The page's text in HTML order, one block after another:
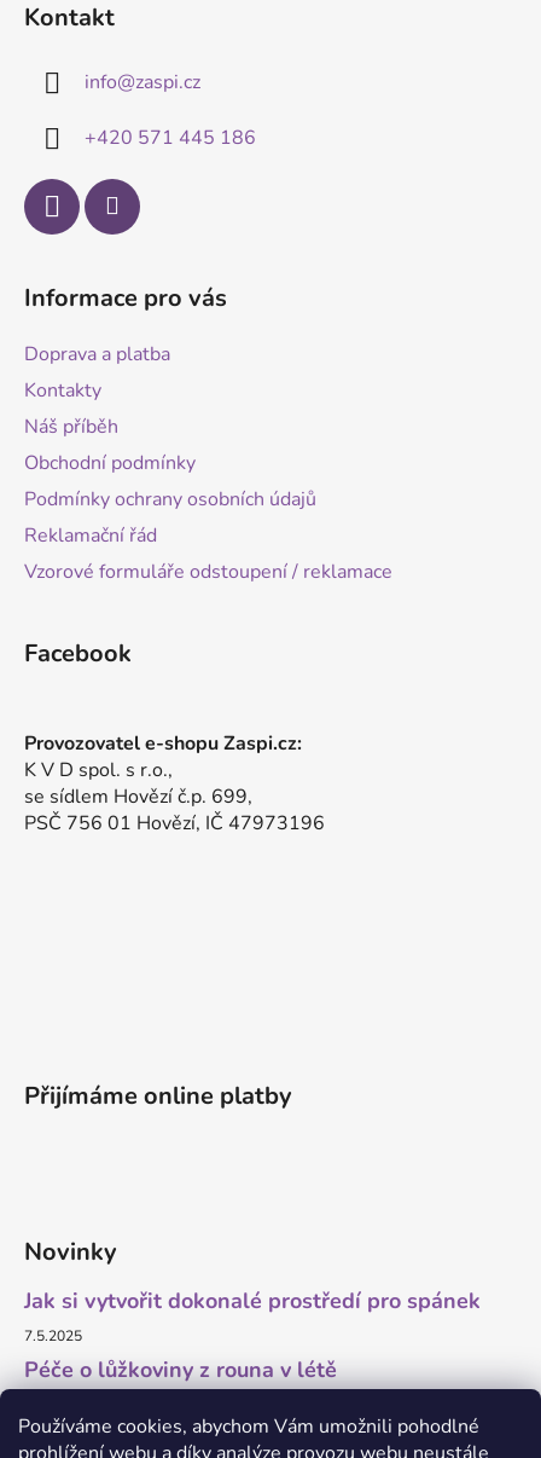
Používáme cookies, abychom Vám umožnili pohodlné
Kontakt
info@zaspi.cz
+420 571 445 186
Informace pro vás
Doprava a platba
Kontakty
Náš příběh
Obchodní podmínky
Podmínky ochrany osobních údajů
Reklamační řád
Vzorové formuláře odstoupení / reklamace
Facebook
Provozovatel e-shopu Zaspi.cz:
K V D spol. s r.o.,
se sídlem Hovězí č.p. 699,
PSČ 756 01 Hovězí, IČ 47973196
Přijímáme online platby
Novinky
Jak si vytvořit dokonalé prostředí pro spánek
7.5.2025
Péče o lůžkoviny z rouna v létě